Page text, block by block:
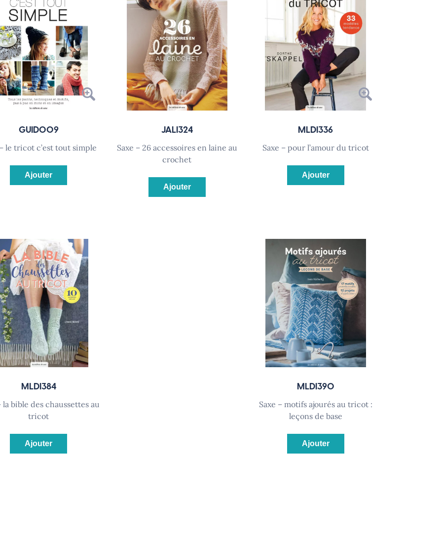
GUID009
– le tricot c’est tout simple
Ajouter
JALI324
saxe – 26 accessoires en laine au
crochet
Ajouter
MLDI336
saxe – pour l’amour du tricot
Ajouter
MLDI384
tricot
Ajouter
MLDI390
saxe – motifs ajourés au tricot :
leçons de base
Ajouter